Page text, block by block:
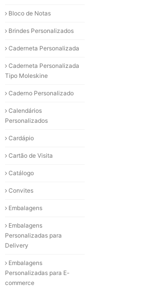
Bloco de Notas
Brindes Personalizados
Caderneta Personalizada
Caderneta Personalizada
Tipo Moleskine
Caderno Personalizado
Calendários
Personalizados
Cardápio
Cartão de Visita
Catálogo
Convites
Embalagens
Embalagens
Personalizadas para
Delivery
Embalagens
Personalizadas para E-
commerce